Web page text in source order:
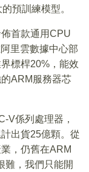
預訓練模型。
首款通用CPU
里雲數據中心部
標桿20%，能效
ARM服務器芯
V係列處理器，
出貨25億顆。從
，仍舊在ARM
難，我們只能開